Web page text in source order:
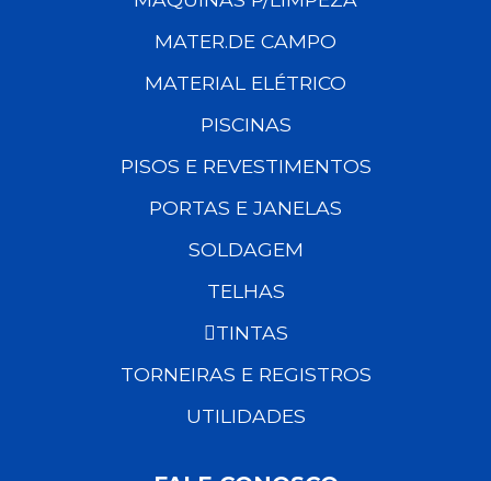
MATER.DE CAMPO
MATERIAL ELÉTRICO
PISCINAS
PISOS E REVESTIMENTOS
PORTAS E JANELAS
SOLDAGEM
TELHAS
TINTAS
TORNEIRAS E REGISTROS
UTILIDADES